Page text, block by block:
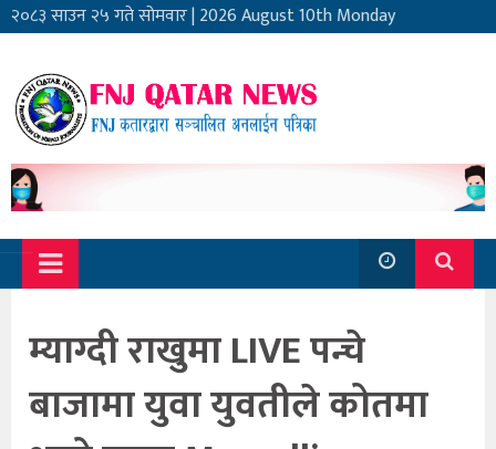
२०८३ साउन २५ गते सोमवार|2026 August 10th Monday
म्याग्दी राखुमा LIVE पन्चे
बाजामा युवा युवतीले कोतमा